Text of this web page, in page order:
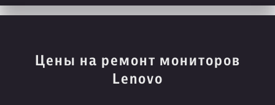
Цены на ремонт мониторов
Lenovo